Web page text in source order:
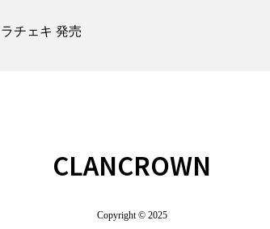
チェキ 発売
CLANCROWN
Copyright © 2025